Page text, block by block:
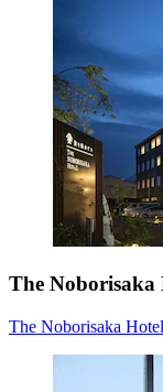
The Noborisaka
The Noborisaka Hotel